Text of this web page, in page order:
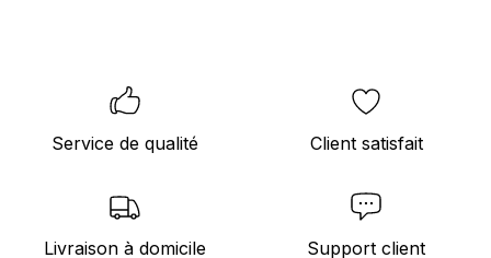
Service de qualité Client satisfait
Livraison à domicile Support client